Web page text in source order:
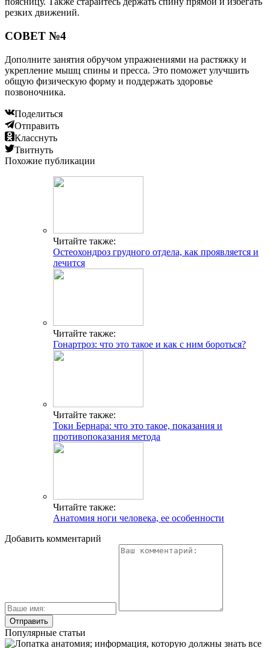
резких движений.
СОВЕТ №4
Дополните занятия обручом упражнениями на растяжку и
укрепление мышц спины и пресса. Это поможет улучшить
общую физическую форму и поддержать здоровье
позвоночника.
Поделиться
Отправить
Класснуть
Твитнуть
Похожие публикации
Читайте также:
Остеохондроз грудного отдела, как проявляется и
лечится
Читайте также:
Гонартроз: что это такое и как с ним бороться?
Читайте также:
Токи Бернара: что это такое, показания и
противопоказания метода
Читайте также:
Анатомия ноги человека, ее особенности
Добавить комментарий
Популярные статьи